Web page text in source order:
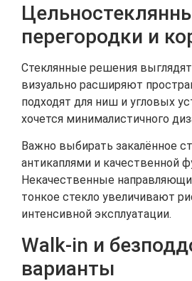
перегородки и
Стеклянные решения
визуально расширяют
подходят для ниш и угловых
хочется минималистичного
Важно выбирать закалённое
антикаплями и качественной
Некачественные
тонкое стекло увеличивают
интенсивной эксплуатации.
Walk-in и
варианты